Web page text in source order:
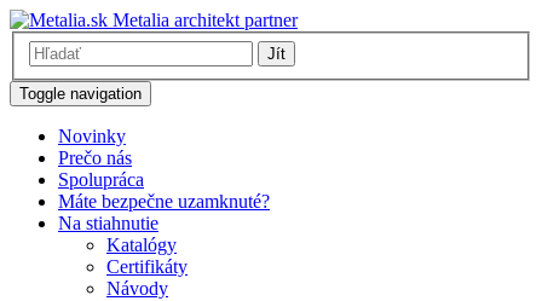
Metalia architekt partner
Jít
Toggle navigation
Novinky
Prečo nás
Spolupráca
Máte bezpečne uzamknuté?
Na stiahnutie
Katalógy
Certifikáty
Návody